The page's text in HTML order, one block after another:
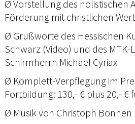
Ø Vorstellung des holistischen
Förderung mit christlichen
Ø Grußworte des Hessischen
Schwarz (Video) und des MTK-
Schirmherrn Michael Cyriax
Ø Komplett-Verpflegung im
Fortbildung: 130,- € plus 20,- €
Ø Musik von Christoph Bonnen